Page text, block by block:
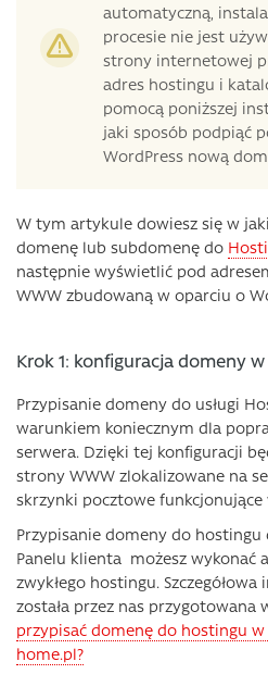
automatyczną,
procesie nie jest
strony internetowej
adres hostingu i
pomocą poniższej
jaki sposób podpiąć
WordPress nową
W tym artykule dowiesz się w
domenę lub subdomenę do
następnie wyświetlić pod
WWW zbudowaną w oparciu o
Krok 1: konfiguracja domeny
Przypisanie domeny do usługi
warunkiem koniecznym dla
serwera. Dzięki tej konfiguracji
strony WWW zlokalizowane na
skrzynki pocztowe
Przypisanie domeny do
Panelu klienta możesz wykonać
zwykłego hostingu.
została przez nas przygotowana
przypisać domenę do hostingu
home.pl?